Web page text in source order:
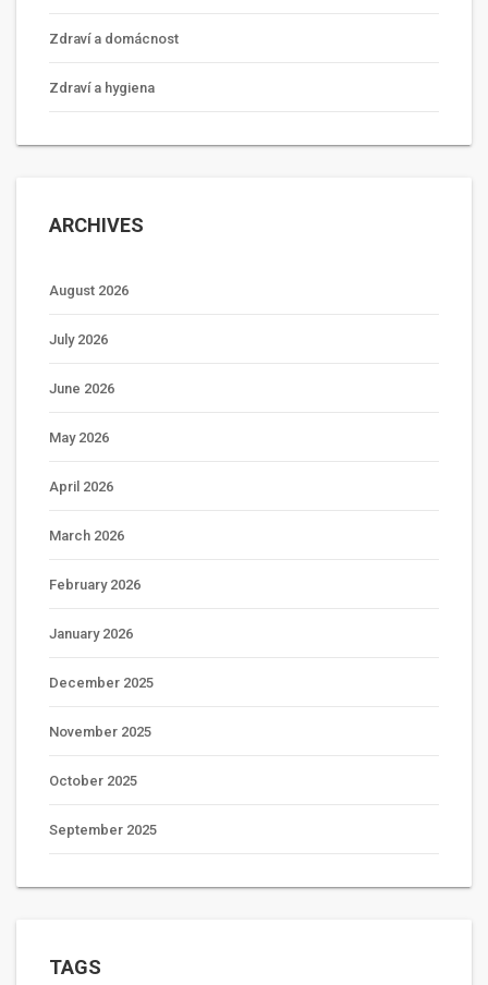
Zdraví a domácnost
Zdraví a hygiena
ARCHIVES
August 2026
July 2026
June 2026
May 2026
April 2026
March 2026
February 2026
January 2026
December 2025
November 2025
October 2025
September 2025
TAGS